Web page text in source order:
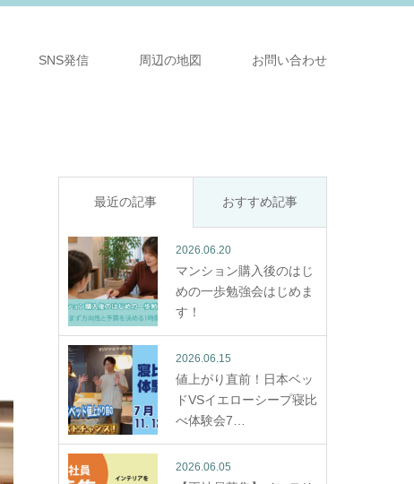
SNS発信 周辺の地図 お問い合わせ
最近の記事 おすすめ記事
2026.06.20
マンション購入後のはじ
めの一歩勉強会はじめま
す！
2026.06.15
値上がり直前！日本ベッ
ドVSイエローシープ寝比
べ体験会7…
2026.06.05